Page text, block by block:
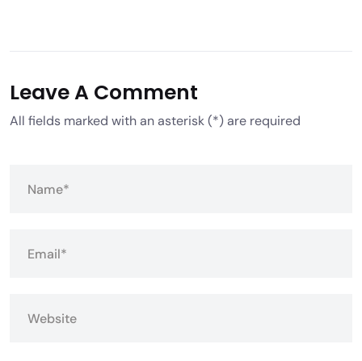
Leave A Comment
All fields marked with an asterisk (*) are required